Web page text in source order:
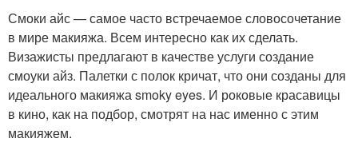
Смоки айс — самое часто встречаемое словосочетание
в мире макияжа. Всем интересно как их сделать.
Визажисты предлагают в качестве услуги создание
смоуки айз. Палетки с полок кричат, что они созданы для
идеального макияжа smoky eyes. И роковые красавицы
в кино, как на подбор, смотрят на нас именно с этим
макияжем.